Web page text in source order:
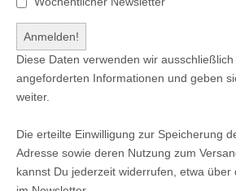
Diese Daten verwenden wir
angeforderten Informationen und geben
weiter.
Die erteilte Einwilligung zur Speicherung
Adresse sowie deren Nutzung zum
kannst Du jederzeit widerrufen, etwa über